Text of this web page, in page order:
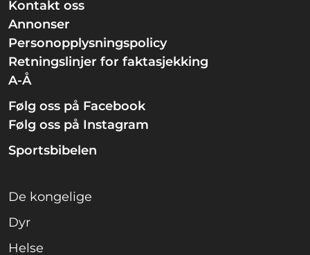
Kontakt oss
Annonser
Personopplysningspolicy
Retningslinjer for faktasjekking
A-Å
Følg oss på Facebook
Følg oss på Instagram
Sportsbibelen
De kongelige
Dyr
Helse